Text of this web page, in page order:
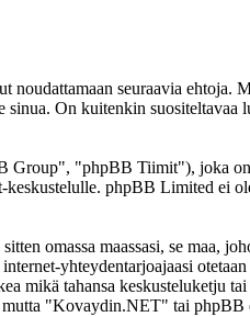
seuraavia ehtoja.
On kuitenkin suositeltavaa
Group", "phpBB Tiimit"), joka
phpBB Limited ei
omassa maassasi, se maa,
yhteydentarjoajaasi
mikä tahansa keskusteluketju
"Kovaydin.NET" tai phpBB